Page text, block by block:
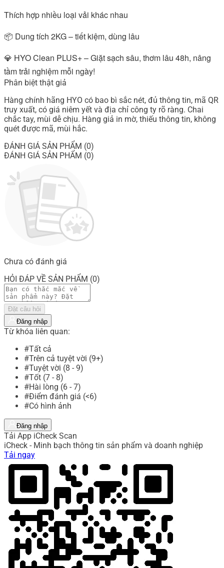
Thích hợp nhiều loại vải khác nhau
📦 Dung tích 2KG – tiết kiệm, dùng lâu
💎 HYO Clean PLUS+ – Giặt sạch sâu, thơm lâu 48h, nâng
tầm trải nghiệm mỗi ngày!
Phân biệt thật giả
Hàng chính hãng HYO có bao bì sắc nét, đủ thông tin, mã QR
truy xuất, có giá niêm yết và địa chỉ công ty rõ ràng. Chai
chắc tay, mùi dễ chịu. Hàng giả in mờ, thiếu thông tin, không
quét được mã, mùi hắc.
ĐÁNH GIÁ SẢN PHẨM (0)
ĐÁNH GIÁ SẢN PHẨM (0)
Chưa có đánh giá
HỎI ĐÁP VỀ SẢN PHẨM (0)
Đặt câu hỏi
Đăng nhập
Từ khóa liên quan:
#Tất cả
#Trên cả tuyệt vời (9+)
#Tuyệt vời (8 - 9)
#Tốt (7 - 8)
#Hài lòng (6 - 7)
#Điểm đánh giá (<6)
#Có hình ảnh
Đăng nhập
Tải App iCheck Scan
iCheck - Minh bạch thông tin sản phẩm và doanh nghiệp
Tải ngay